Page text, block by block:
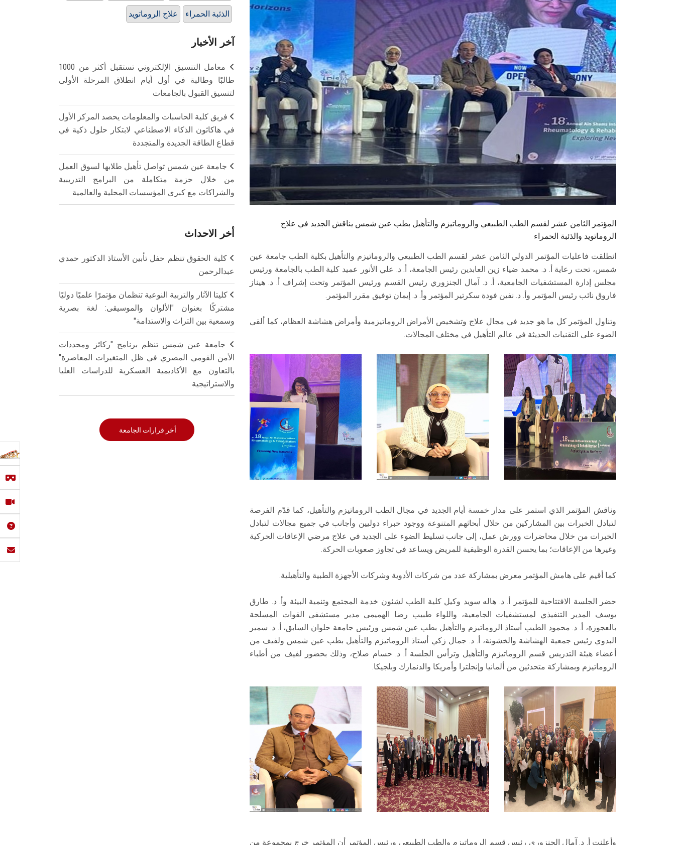
المؤتمر الثامن عشر لقسم الطب الطبيعي والروماتيزم والتأهيل بطب عين شمس يناقش الجديد في علاج
الروماتويد والذئبة الحمراء
انطلقت فاعليات المؤتمر الدولي الثامن عشر لقسم الطب الطبيعي والروماتيزم والتأهيل بكلية الطب جامعة عين
شمس، تحت رعاية أ. د. محمد ضياء زين العابدين رئيس الجامعة، أ. د. علي الأنور عميد كلية الطب بالجامعة ورئيس
مجلس إدارة المستشفيات الجامعية، أ. د. آمال الجنزوري رئيس القسم ورئيس المؤتمر وتحت إشراف أ. د. هيناز
فاروق نائب رئيس المؤتمر وأ. د. نفين فودة سكرتير المؤتمر وأ. د. إيمان توفيق مقرر المؤتمر.
وتناول المؤتمر كل ما هو جديد في مجال علاج وتشخيص الأمراض الروماتيزمية وأمراض هشاشة العظام، كما ألقى
الضوء على التقنيات الحديثة في عالم التأهيل في مختلف المجالات.
وناقش المؤتمر الذي استمر على مدار خمسة أيام الجديد في مجال الطب الروماتيزم والتأهيل، كما قدّم الفرصة
لتبادل الخبرات بين المشاركين من خلال أبحاثهم المتنوعة ووجود خبراء دوليين وأجانب في جميع مجالات لتبادل
الخبرات من خلال محاضرات وورش عمل، إلى جانب تسليط الضوء على الجديد في علاج مرضي الإعاقات الحركية
وغيرها من الإعاقات؛ بما يحسن القدرة الوظيفية للمريض ويساعد في تجاوز صعوبات الحركة.
كما أقيم على هامش المؤتمر معرض بمشاركة عدد من شركات الأدوية وشركات الأجهزة الطبية والتأهيلية.
حضر الجلسة الافتتاحية للمؤتمر أ. د. هاله سويد وكيل كلية الطب لشئون خدمة المجتمع وتنمية البيئة وأ. د. طارق
يوسف المدير التنفيذي لمستشفيات الجامعية، واللواء طبيب رضا الهميمى مدير مستشفى القوات المسلحة
بالعجوزة، أ. د. محمود الطيب أستاذ الروماتيزم والتأهيل بطب عين شمس ورئيس جامعة حلوان السابق، أ. د. سمير
البدوي رئيس جمعية الهشاشة والخشونة، أ. د. جمال زكي أستاذ الروماتيزم والتأهيل بطب عين شمس ولفيف من
أعضاء هيئة التدريس قسم الروماتيزم والتأهيل وترأس الجلسة أ. د. حسام صلاح، وذلك بحضور لفيف من أطباء
الروماتيزم وبمشاركة متحدثين من ألمانيا وإنجلترا وأمريكا والدنمارك وبلجيكا.
وأعلنت أ. د. آمال الجنزوري رئيس قسم الروماتيزم والطب الطبيعي ورئيس المؤتمر أن المؤتمر خرج بمجموعة من
علاج الروماتويد الذئبة الحمراء
آخر الأخبار
معامل التنسيق الإلكتروني تستقبل أكثر من 1000
طالبًا وطالبة في أول أيام انطلاق المرحلة الأولى
لتنسيق القبول بالجامعات
فريق كلية الحاسبات والمعلومات يحصد المركز الأول
في هاكاثون الذكاء الاصطناعي لابتكار حلول ذكية في
قطاع الطاقة الجديدة والمتجددة
جامعة عين شمس تواصل تأهيل طلابها لسوق العمل
من خلال حزمة متكاملة من البرامج التدريبية
والشراكات مع كبرى المؤسسات المحلية والعالمية
أخر الاحداث
كلية الحقوق تنظم حفل تأبين الأستاذ الدكتور حمدي
عبدالرحمن
كليتا الآثار والتربية النوعية تنظمان مؤتمرًا علميًا دوليًا
مشتركًا بعنوان "الألوان والموسيقى: لغة بصرية
وسمعية بين التراث والاستدامة"
جامعة عين شمس تنظم برنامج "ركائز ومحددات
الأمن القومي المصري في ظل المتغيرات المعاصرة"
بالتعاون مع الأكاديمية العسكرية للدراسات العليا
والاستراتيجية
أخر قرارات الجامعة